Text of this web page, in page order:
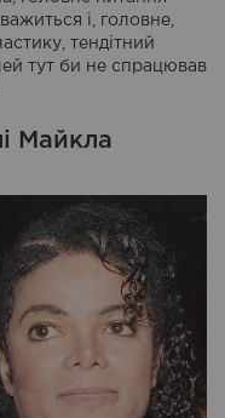
і, головне,
тендітний
тут би не спрацював
Майкла